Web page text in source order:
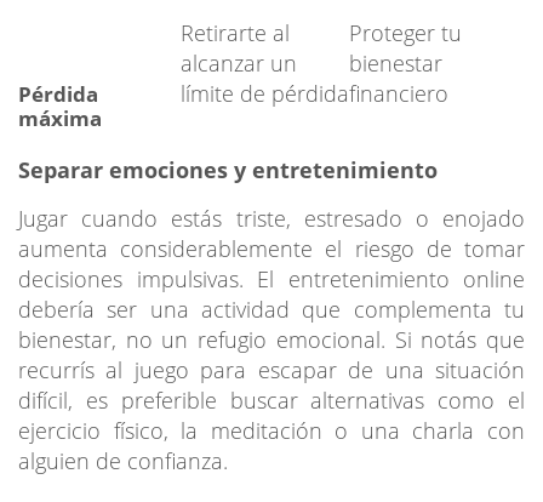
Pérdida
máxima
Retirarte al
alcanzar un
límite de pérdida
Proteger tu
bienestar
financiero
Separar emociones y entretenimiento
Jugar cuando estás triste, estresado o enojado
aumenta considerablemente el riesgo de tomar
decisiones impulsivas. El entretenimiento online
debería ser una actividad que complementa tu
bienestar, no un refugio emocional. Si notás que
recurrís al juego para escapar de una situación
difícil, es preferible buscar alternativas como el
ejercicio físico, la meditación o una charla con
alguien de confianza.